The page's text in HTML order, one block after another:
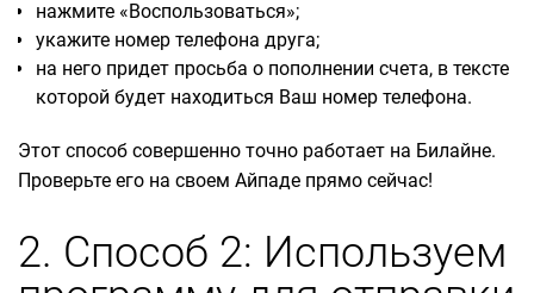
нажмите «Воспользоваться»;
укажите номер телефона друга;
на него придет просьба о пополнении счета, в тексте
которой будет находиться Ваш номер телефона.
Этот способ совершенно точно работает на Билайне.
Проверьте его на своем Айпаде прямо сейчас!
2. Способ 2: Используем